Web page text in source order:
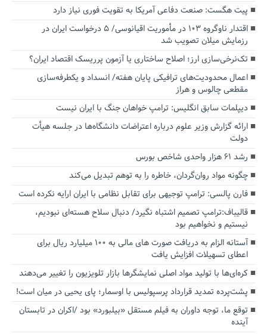
پیت هگست: صنعت دفاعی آمریکا به تقویت فوری نیاز دارد
اقتدار ناوگروه ۱۰۳ در مأموریت‌ اقیانوسی/ ۵ درخواست ایران در
رزمایش میلان تصویب شد
تک‌نرخی‌سازی ارز؛ اصلاح ساختاری یا آزمون پرریسک اقتصاد ایران؟
اعمال محدودیت‌های ترافیکی پایان هفته/ انسداد و یکطرفه‌سازی
مقطعی چالوس و هراز
دیپلمات سابق انگلیس:‌ ترامپ خواهان جنگ با ایران نیست
ارائه گزارش وزیر علوم درباره اعتراضات دانشگاه‌ها در جلسه هیأت
دولت
رشد ۶۱ هزار واحدی شاخص بورس
چگونه مواد روان‌گردان، خاطره را به توهم تبدیل می‌کند
فارن پالسی: ترامپ توجیهی برای تقابل نظامی با ایران ارایه نکرده است
قالیباف:ترامپ تصمیم اشتباه نگیرد/ دنبال سلاح هسته‌ای نبودیم،
نیستیم و نخواهیم بود
آستانه الزام به دریافت صورت های مالی به ۱۰۰ میلیارد ریال برای
اعطای تسهیلات افزایش یافت
کره‌ای‌ها با تولید مواد اصلی نمایشگرها بازار تلویزیون را تغییر می‌دهند
پشت‌پرده تمدید قرارداد پرسپولیس با اوسمار؛ پای یحیی در میان است!
توقع ما، توجه داوران به فیلم مستقل «بیلبورد» بود /اکران در تابستان
آینده